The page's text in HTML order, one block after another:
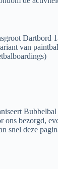
Dartbord
van
bezorgd,
snel deze